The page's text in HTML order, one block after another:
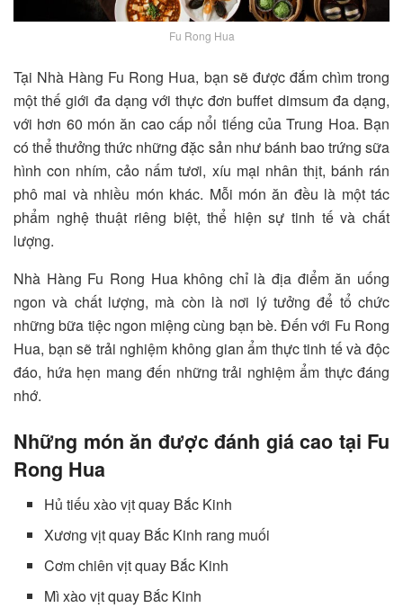
Fu Rong Hua
Tại Nhà Hàng Fu Rong Hua, bạn sẽ được đắm chìm trong
một thế giới đa dạng với thực đơn buffet dimsum đa dạng,
với hơn 60 món ăn cao cấp nổi tiếng của Trung Hoa. Bạn
có thể thưởng thức những đặc sản như bánh bao trứng sữa
hình con nhím, cảo nấm tươi, xíu mại nhân thịt, bánh rán
phô mai và nhiều món khác. Mỗi món ăn đều là một tác
phẩm nghệ thuật riêng biệt, thể hiện sự tinh tế và chất
lượng.
Nhà Hàng Fu Rong Hua không chỉ là địa điểm ăn uống
ngon và chất lượng, mà còn là nơi lý tưởng để tổ chức
những bữa tiệc ngon miệng cùng bạn bè. Đến với Fu Rong
Hua, bạn sẽ trải nghiệm không gian ẩm thực tinh tế và độc
đáo, hứa hẹn mang đến những trải nghiệm ẩm thực đáng
nhớ.
Những món ăn được đánh giá cao tại Fu
Rong Hua
Hủ tiếu xào vịt quay Bắc Kinh
Xương vịt quay Bắc Kinh rang muối
Cơm chiên vịt quay Bắc Kinh
Mì xào vịt quay Bắc Kinh